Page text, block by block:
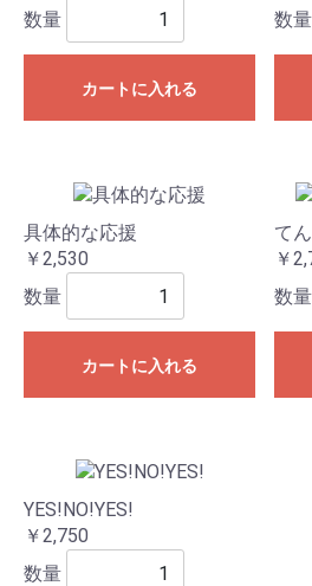
数量
カートに入れる
数量
具体的な応援
￥2,530
数量
カートに入れる
て
￥
数量
YES!NO!YES!
￥2,750
数量